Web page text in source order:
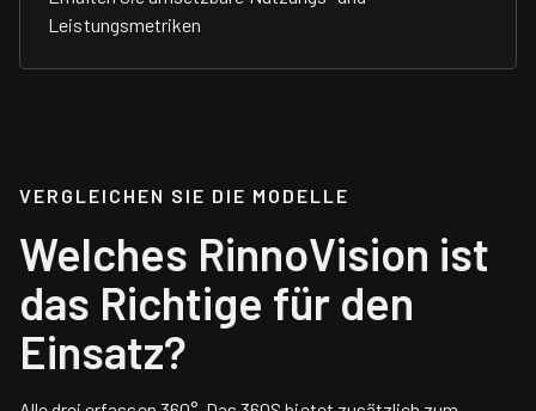
Leistungsmetriken
VERGLEICHEN SIE DIE MODELLE
Welches RinnoVision ist
das Richtige für den
Einsatz?